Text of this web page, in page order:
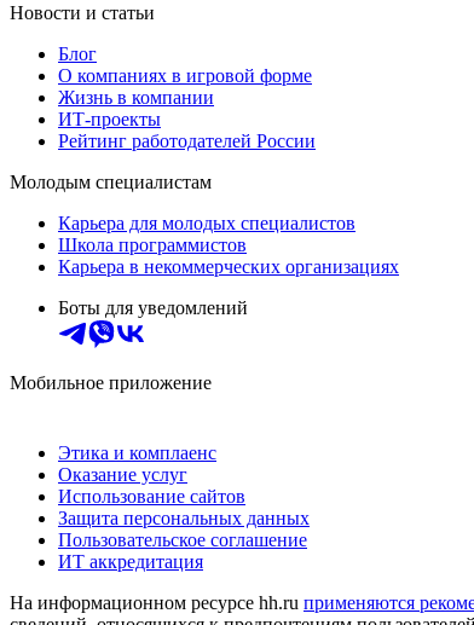
Новости и статьи
Блог
О компаниях в игровой форме
Жизнь в компании
ИТ-проекты
Рейтинг работодателей России
Молодым специалистам
Карьера для молодых специалистов
Школа программистов
Карьера в некоммерческих организациях
Боты для уведомлений
Мобильное приложение
Этика и комплаенс
Оказание услуг
Использование сайтов
Защита персональных данных
Пользовательское соглашение
ИТ аккредитация
На информационном ресурсе hh.ru применяются